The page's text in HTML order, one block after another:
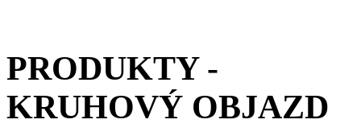
PRODUKTY -
KRUHOVÝ OBJAZD